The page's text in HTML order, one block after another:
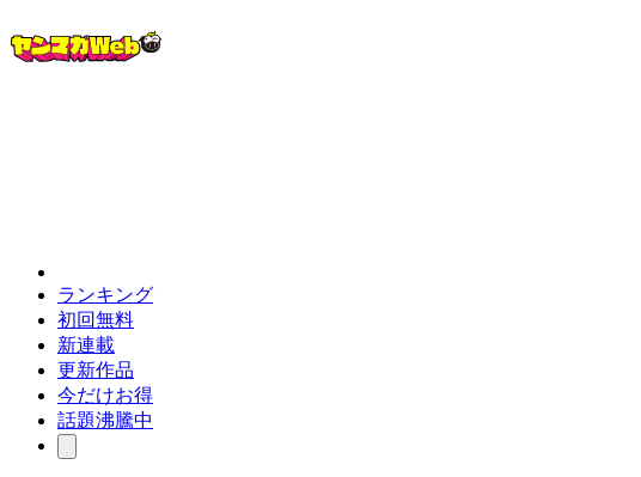
ランキング
初回無料
新連載
更新作品
今だけお得
話題沸騰中